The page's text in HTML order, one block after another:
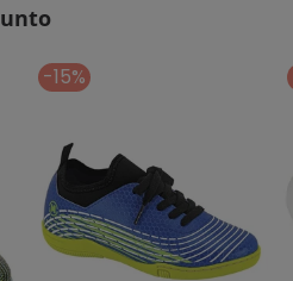
Softness Foam Respitec
Elastano
é o menor oferecido em
tamanho disponível.
N/D*
N/D*
-15%